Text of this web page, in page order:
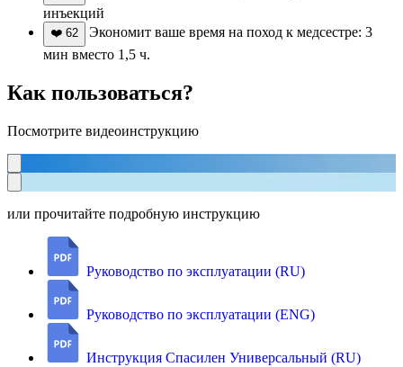
инъекций
❤️ 62
Экономит ваше время на поход к медсестре: 3
мин вместо 1,5 ч.
Как пользоваться?
Посмотрите видеоинструкцию
или прочитайте подробную инструкцию
Руководство по эксплуатации (RU)
Руководство по эксплуатации (ENG)
Инструкция Спасилен Универсальный (RU)